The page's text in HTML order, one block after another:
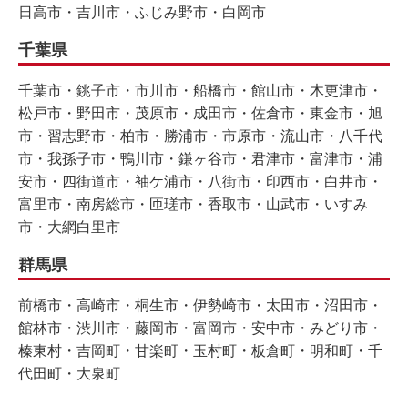
日高市・吉川市・ふじみ野市・白岡市
千葉県
千葉市・銚子市・市川市・船橋市・館山市・木更津市・
松戸市・野田市・茂原市・成田市・佐倉市・東金市・旭
市・習志野市・柏市・勝浦市・市原市・流山市・八千代
市・我孫子市・鴨川市・鎌ヶ谷市・君津市・富津市・浦
安市・四街道市・袖ケ浦市・八街市・印西市・白井市・
富里市・南房総市・匝瑳市・香取市・山武市・いすみ
市・大網白里市
群馬県
前橋市・高崎市・桐生市・伊勢崎市・太田市・沼田市・
館林市・渋川市・藤岡市・富岡市・安中市・みどり市・
榛東村・吉岡町・甘楽町・玉村町・板倉町・明和町・千
代田町・大泉町